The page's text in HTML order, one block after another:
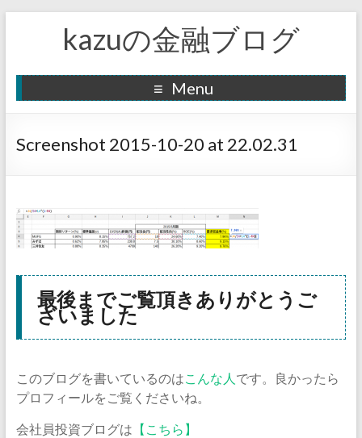
kazuの金融ブログ
Menu
Screenshot 2015-10-20 at 22.02.31
最後までご覧頂きありがとうご
ざいました
このブログを書いているのはこんな人 です。良かったら
プロフィールをご覧くださいね。
会社員投資ブログは 【こちら】